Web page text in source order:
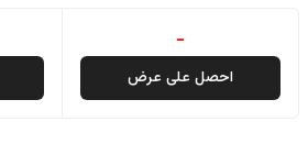
-
احصل على عرض